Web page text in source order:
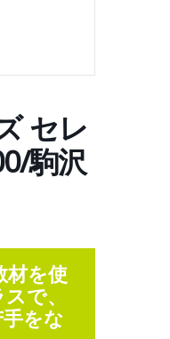
セレ
駒沢
材を使
で、
をな